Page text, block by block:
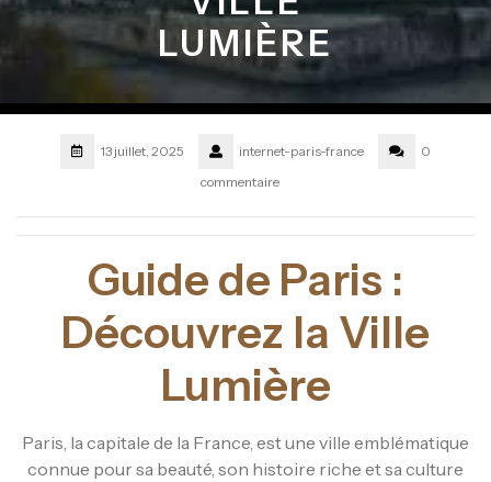
LUMIÈRE
13 juillet, 2025 internet-paris-france
0
commentaire
Guide de Paris :
Découvrez la Ville
Lumière
Paris, la capitale de la France, est une ville emblématique
connue pour sa beauté, son histoire riche et sa culture